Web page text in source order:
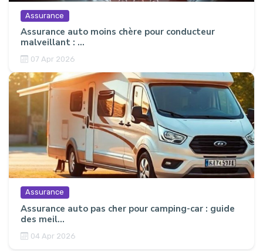
Assurance
Assurance auto moins chère pour conducteur
malveillant : ...
07 Apr 2026
Assurance
Assurance auto pas cher pour camping-car : guide
des meil...
04 Apr 2026